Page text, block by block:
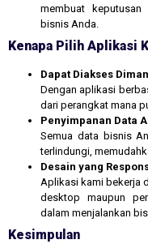
membuat
bisnis Anda.
Kenapa Pilih Aplikasi
Dapat Diakses
Dengan aplikasi
dari perangkat mana
Penyimpanan Data
Semua data bisnis
terlindungi,
Desain yang
Aplikasi kami bekerja
desktop maupun
dalam menjalankan
Kesimpulan